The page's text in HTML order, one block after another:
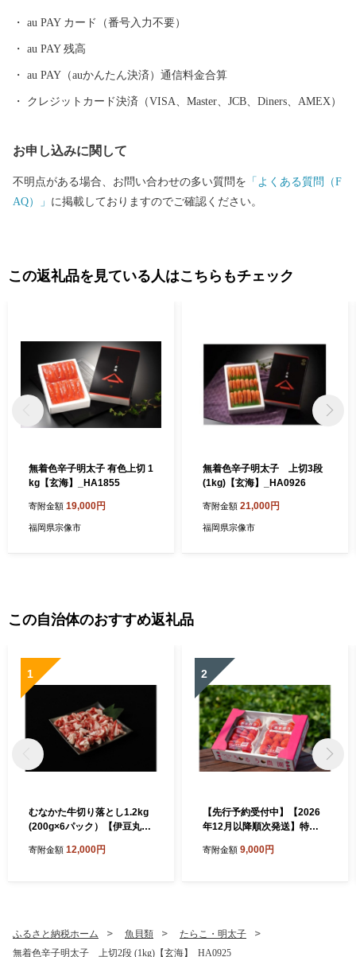
au PAY カード（番号入力不要）
au PAY 残高
au PAY（auかんたん決済）通信料金合算
クレジットカード決済（VISA、Master、JCB、Diners、AMEX）
お申し込みに関して
不明点がある場合、お問い合わせの多い質問を 「よくある質問（F
AQ）」 に掲載しておりますのでご確認ください。
この返礼品を見ている人はこちらもチェック
無着色辛子明太子 有色上切 1
kg【玄海】_HA1855
寄附金額 19,000円
福岡県宗像市
無着色辛子明太子 上切3段
(1kg)【玄海】_HA0926
寄附金額 21,000円
福岡県宗像市
この自治体のおすすめ返礼品
1
むなかた牛切り落とし1.2kg
(200g×6パック）【伊豆丸商
肉 切り落とし 1.2kg 小分け
寄附金額 12,000円
2
【先行予約受付中】【2026
年12月以降順次発送】特別
るう農園】_HA1965
寄附金額 9,000円
ふるさと納税ホーム 魚貝類
たらこ・明太子
無着色辛子明太子 上切2段 (1kg)【玄海】_HA0925